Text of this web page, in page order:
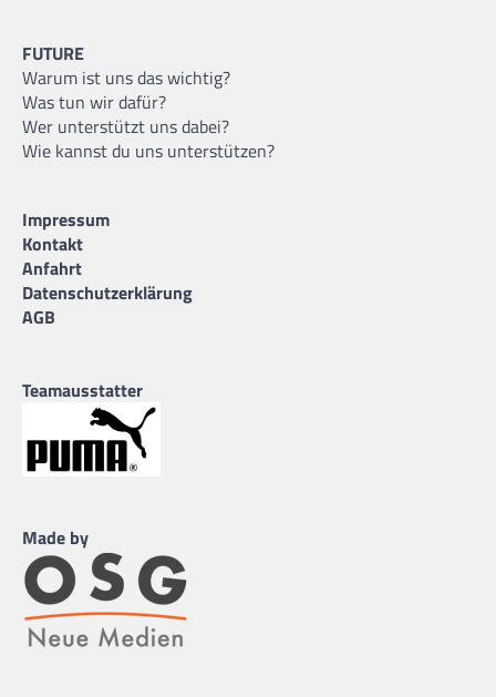
FUTURE
Warum ist uns das wichtig?
Was tun wir dafür?
Wer unterstützt uns dabei?
Wie kannst du uns unterstützen?
Impressum
Kontakt
Anfahrt
Datenschutzerklärung
AGB
Teamausstatter
Made by